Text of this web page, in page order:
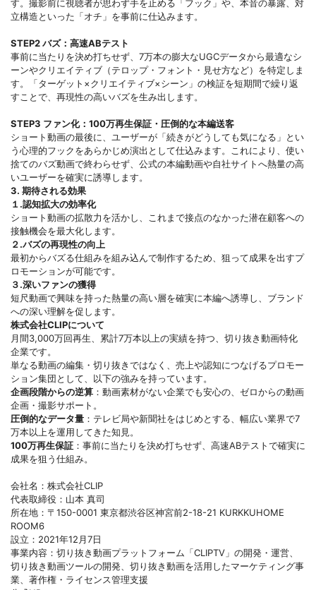
す。撮影前に視聴者が思わず手を止める「フック」や、本音の暴露、対
立構造といった「オチ」を事前に仕込みます。
STEP2 バズ：高速ABテスト
事前に当たりを決め打ちせず、7万本の膨大なUGCデータから最適なシ
ーンやクリエイティブ（テロップ・フォント・見せ方など）を特定しま
す。「ターゲット×クリエイティブ×シーン」の検証を短期間で繰り返
すことで、再現性の高いバズを生み出します。
STEP3 ファン化：100万再生保証・圧倒的な本編送客
ショート動画の最後に、ユーザーが「続きがどうしても気になる」とい
う心理的フックをあらかじめ演出として仕込みます。これにより、使い
捨てのバズ動画で終わらせず、公式の本編動画や自社サイトへ熱量の高
いユーザーを確実に誘導します。
3. 期待される効果
１.認知拡大の効率化
ショート動画の拡散力を活かし、これまで接点のなかった潜在顧客への
接触機会を最大化します。
２.バズの再現性の向上
最初からバズる仕組みを組み込んで制作するため、狙って成果を出すプ
ロモーションが可能です。
３.深いファンの獲得
短尺動画で興味を持った熱量の高い層を確実に本編へ誘導し、ブランド
への深い理解を促します。
株式会社CLIPについて
月間3,000万回再生、累計7万本以上の実績を持つ、切り抜き動画特化
企業です。
単なる動画の編集・切り抜きではなく、売上や認知につなげるプロモー
ション集団として、以下の強みを持っています。
企画段階からの逆算 ：動画素材がない企業でも安心の、ゼロからの動画
企画・撮影サポート。
圧倒的なデータ量 ：テレビ局や新聞社をはじめとする、幅広い業界で7
万本以上を運用してきた知見。
100万再生保証 ：事前に当たりを決め打ちせず、高速ABテストで確実に
成果を狙う仕組み。
会社名：株式会社CLIP
代表取締役：山本 真司
所在地：〒150-0001 東京都渋谷区神宮前2-18-21 KURKKUHOME
ROOM6
設立：2021年12月7日
事業内容：切り抜き動画プラットフォーム「CLIPTV」の開発・運営、
切り抜き動画ツールの開発、切り抜き動画を活用したマーケティング事
業、著作権・ライセンス管理支援